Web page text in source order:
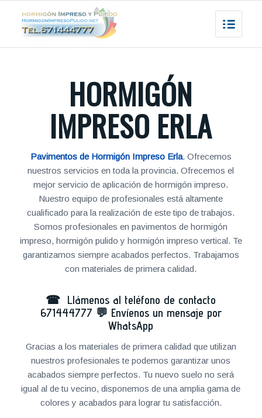
HORMIGÓN
IMPRESO ERLA
Pavimentos de Hormigón Impreso Erla. Ofrecemos
nuestros servicios en toda la provincia. Ofrecemos el
mejor servicio de aplicación de hormigón impreso.
Nuestro equipo de profesionales está altamente
cualificado para la realización de este tipo de trabajos.
Somos profesionales en pavimentos de hormigón
impreso, hormigón pulido y hormigón impreso vertical. Te
garantizamos siempre acabados perfectos. Trabajamos
con materiales de primera calidad.
☎ Llámenos al teléfono de contacto
671444777 💬 Envíenos un mensaje por
WhatsApp
Gracias a los materiales de primera calidad que utilizan
nuestros profesionales te podemos garantizar unos
acabados siempre perfectos. Tu nuevo suelo no será
igual al de tu vecino, disponemos de una amplia gama de
colores y acabados para lograr tu satisfacción.